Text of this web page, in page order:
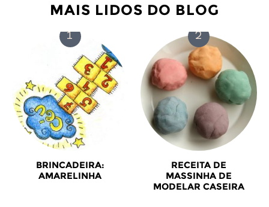
MAIS LIDOS DO BLOG
BRINCADEIRA:
AMARELINHA
RECEITA DE
MASSINHA DE
MODELAR CASEIRA